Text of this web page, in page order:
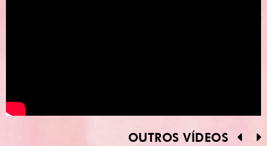
OUTROS VÍDEOS